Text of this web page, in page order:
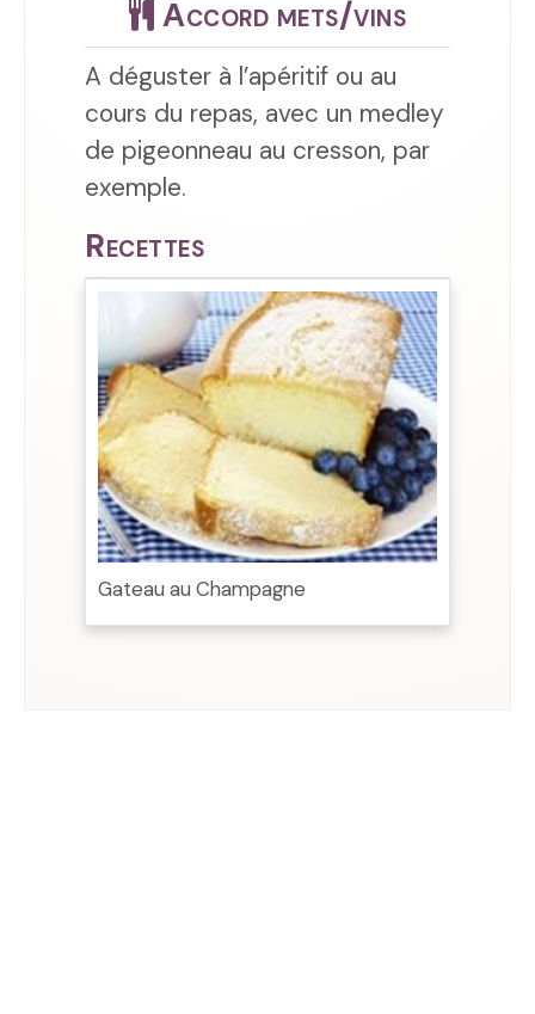
Accord mets/vins
A déguster à l’apéritif ou au
cours du repas, avec un medley
de pigeonneau au cresson, par
exemple.
Recettes
Gateau au Champagne